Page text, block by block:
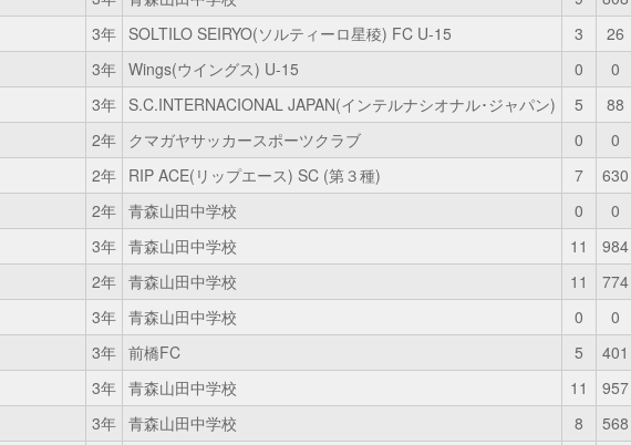
3年 SOLTILO SEIRYO(ソルティーロ星稜) FC U-15 3 26
3年 Wings(ウイングス) U-15 0 0
3年 S.C.INTERNACIONAL JAPAN(インテルナシオナル･ジャパン) 5 88
2年 クマガヤサッカースポーツクラブ 0 0
2年 RIP ACE(リップエース) SC (第３種) 7 630
2年 青森山田中学校 0 0
3年 青森山田中学校 11 984
2年 青森山田中学校 11 774
3年 青森山田中学校 0 0
3年 前橋FC 5 401
3年 青森山田中学校 11 957
3年 青森山田中学校 8 568